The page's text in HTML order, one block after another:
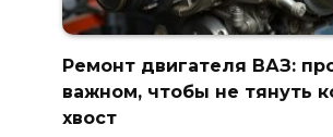
Ремонт двигателя ВАЗ:
важном, чтобы не тянуть
хвост